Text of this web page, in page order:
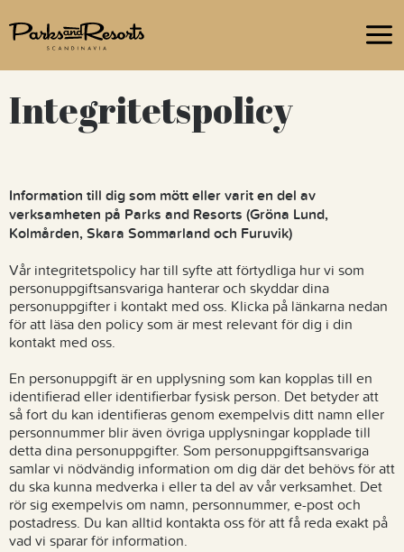
Jobba hos oss
Integritetspolicy
Information till dig som mött eller varit en del av
verksamheten på Parks and Resorts (Gröna Lund,
Kolmården, Skara Sommarland och Furuvik)
Vår integritetspolicy har till syfte att förtydliga hur vi som
personuppgiftsansvariga hanterar och skyddar dina
personuppgifter i kontakt med oss. Klicka på länkarna nedan
för att läsa den policy som är mest relevant för dig i din
kontakt med oss.
En personuppgift är en upplysning som kan kopplas till en
identifierad eller identifierbar fysisk person. Det betyder att
så fort du kan identifieras genom exempelvis ditt namn eller
personnummer blir även övriga upplysningar kopplade till
detta dina personuppgifter. Som personuppgiftsansvariga
samlar vi nödvändig information om dig där det behövs för att
du ska kunna medverka i eller ta del av vår verksamhet. Det
rör sig exempelvis om namn, personnummer, e-post och
postadress. Du kan alltid kontakta oss för att få reda exakt på
vad vi sparar för information.